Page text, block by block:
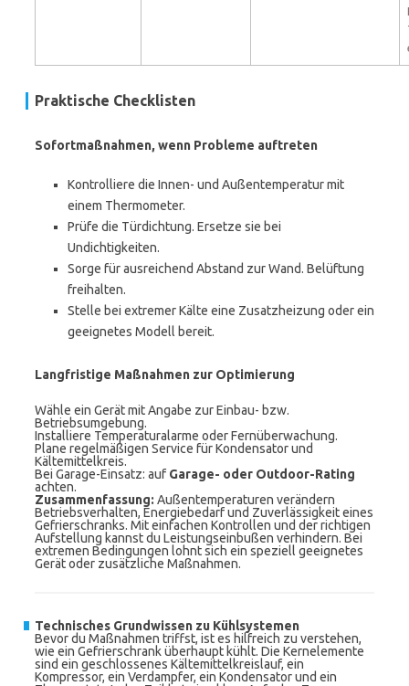
Praktische Checklisten
Sofortmaßnahmen, wenn Probleme auftreten
Kontrolliere die Innen- und Außentemperatur mit
einem Thermometer.
Prüfe die Türdichtung. Ersetze sie bei
Undichtigkeiten.
Sorge für ausreichend Abstand zur Wand. Belüftung
freihalten.
Stelle bei extremer Kälte eine Zusatzheizung oder ein
geeignetes Modell bereit.
Langfristige Maßnahmen zur Optimierung
Wähle ein Gerät mit Angabe zur Einbau- bzw.
Betriebsumgebung.
Installiere Temperaturalarme oder Fernüberwachung.
Plane regelmäßigen Service für Kondensator und
Kältemittelkreis.
Bei Garage-Einsatz: auf Garage- oder Outdoor-Rating
achten.
Zusammenfassung: Außentemperaturen verändern
Betriebsverhalten, Energiebedarf und Zuverlässigkeit eines
Gefrierschranks. Mit einfachen Kontrollen und der richtigen
Aufstellung kannst du Leistungseinbußen verhindern. Bei
extremen Bedingungen lohnt sich ein speziell geeignetes
Gerät oder zusätzliche Maßnahmen.
Technisches Grundwissen zu Kühlsystemen
Bevor du Maßnahmen triffst, ist es hilfreich zu verstehen,
wie ein Gefrierschrank überhaupt kühlt. Die Kernelemente
sind ein geschlossenes Kältemittelkreislauf, ein
Kompressor, ein Verdampfer, ein Kondensator und ein